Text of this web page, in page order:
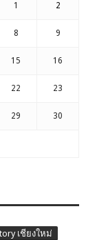
1 2
8 9
15 16
22 23
29 30
เชียงใหม่